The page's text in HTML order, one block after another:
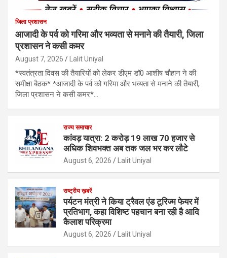
जिला प्रशासन
आजादी के पर्व को गरिमा और भव्यता से मनाने की तैयारी, जिला
प्रशासन ने कसी कमर
August 7, 2026 Lalit Uniyal
*स्वतंत्रता दिवस की तैयारियों को लेकर डीएम डॉ0 आशीष चौहान ने की
समीक्षा बैठक* *आजादी के पर्व को गरिमा और भव्यता से मनाने की तैयारी,
जिला प्रशासन ने कसी कमर*…
राज्य समाचार
कांवड़ यात्रा: 2 करोड़ 19 लाख 70 हजार से
अधिक शिवभक्त अब तक जल भर कर लौटे
August 6, 2026 Lalit Uniyal
राष्ट्रीय ख़बरें
पर्यटन मंत्री ने किया ट्रैवल एंड टूरिज्म फेयर में
प्रतिभाग, कहा विशिष्ट पहचान बना रही है आदि
कैलाश परिक्रमा
August 6, 2026 Lalit Uniyal